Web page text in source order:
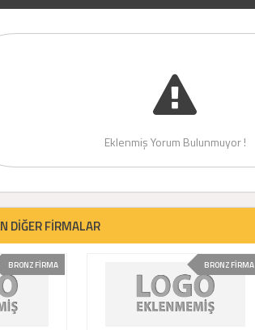
Eklenmiş Yorum Bulunmuyor !
DİĞER FİRMALAR
BRONZ FİRMA BRONZ FİRMA